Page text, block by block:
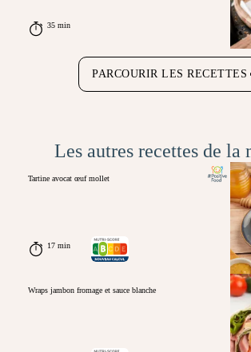
35 min
PARCOURIR LES RECETTES
Les autres recettes de la
Tartine avocat œuf mollet
17 min
Wraps jambon fromage et sauce blanche